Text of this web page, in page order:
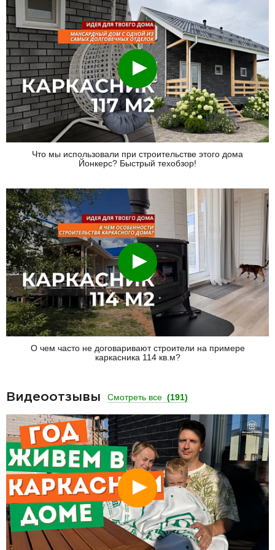
Смотреть
Что мы использовали при строительстве этого дома
Йонкерс? Быстрый техобзор!
Смотреть
О чем часто не договаривают строители на примере
каркасника 114 кв.м?
Видеоотзывы Смотреть все (191)
Смотреть